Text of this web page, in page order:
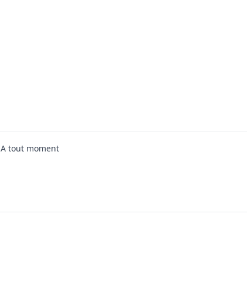
A tout moment